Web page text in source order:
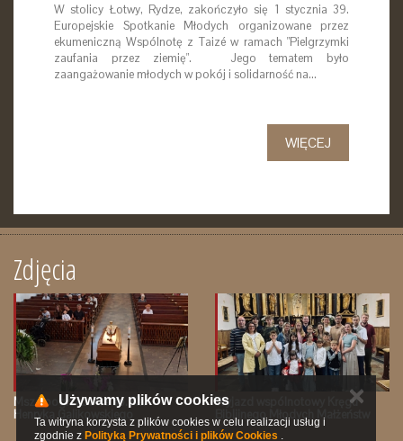
W stolicy Łotwy, Rydze, zakończyło się 1 stycznia 39.
Europejskie Spotkanie Młodych organizowane przez
ekumeniczną Wspólnotę z Taizé w ramach "Pielgrzymki
zaufania przez ziemię". Jego tematem było
zaangażowanie młodych w pokój i solidarność na…
WIĘCEJ
Zdjęcia
Msza pogrzebowa śp. Ks.
Henryka Galikowskiego
Wyjazd wspólnotowy Kręgu
Biblijnego Młodych Małżeństw
Używamy plików cookies
Ta witryna korzysta z plików cookies w celu realizacji usług i
zgodnie z Polityką Prywatności i plików Cookies .
✕